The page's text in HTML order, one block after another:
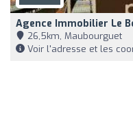
Agence Immobilier Le
26,5km, Maubourguet
Voir l'adresse et les